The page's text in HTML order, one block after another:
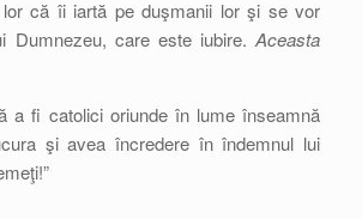
lor că îi iartă pe duşmanii lor şi se vor
Dumnezeu, care este iubire. Aceasta
a fi catolici oriunde în lume înseamnă
şi avea încredere în îndemnul lui